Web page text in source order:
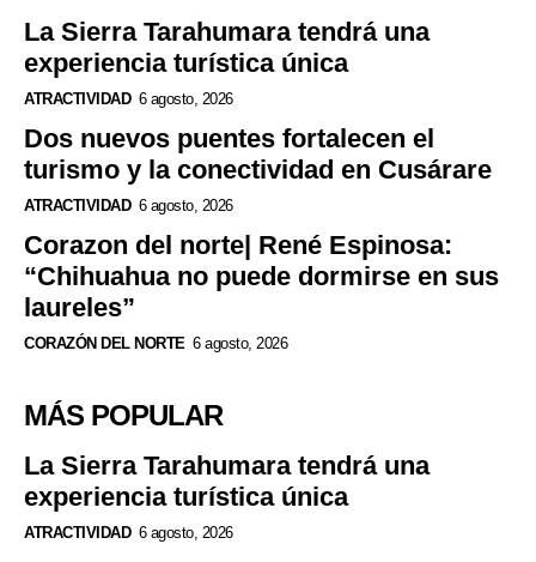
La Sierra Tarahumara tendrá una
experiencia turística única
ATRACTIVIDAD 6 agosto, 2026
Dos nuevos puentes fortalecen el
turismo y la conectividad en Cusárare
ATRACTIVIDAD 6 agosto, 2026
Corazon del norte| René Espinosa:
“Chihuahua no puede dormirse en sus
laureles”
CORAZÓN DEL NORTE 6 agosto, 2026
MÁS POPULAR
La Sierra Tarahumara tendrá una
experiencia turística única
ATRACTIVIDAD 6 agosto, 2026